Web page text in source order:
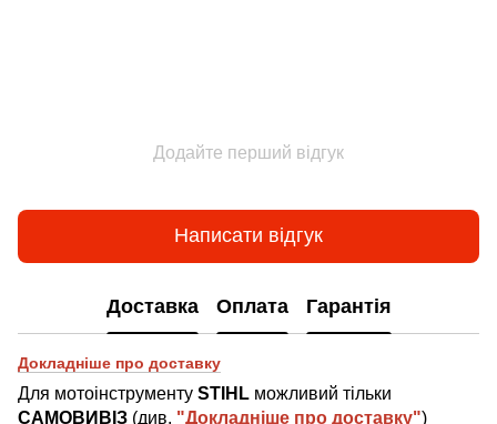
Додайте перший відгук
Написати відгук
Доставка Оплата Гарантія
Докладніше про доставку
Для мотоінструменту STIHL можливий тільки
САМОВИВІЗ (див. "Докладніше про доставку")